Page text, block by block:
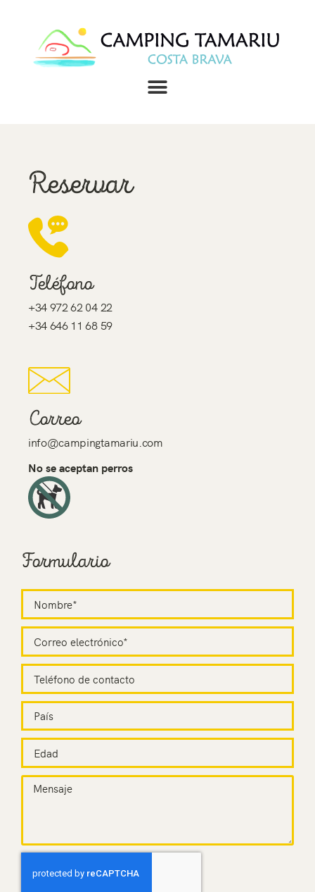
Reservar
Teléfono
+34 972 62 04 22
+34 646 11 68 59
Correo
info@campingtamariu.com
No se aceptan perros
Formulario